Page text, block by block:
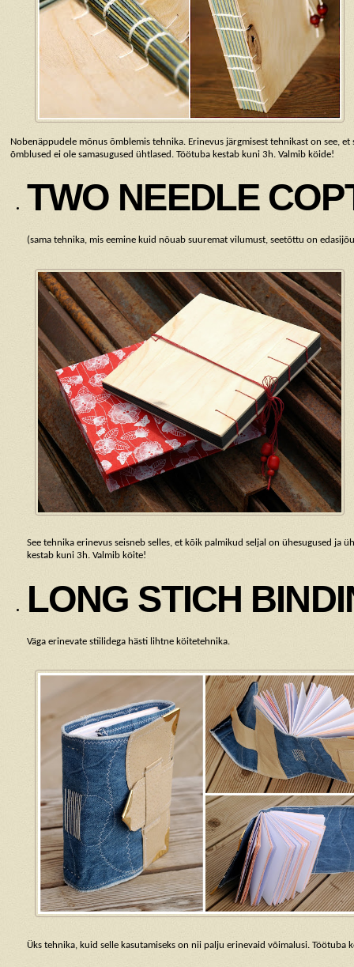
Nobenäppudele mõnus õmblemis tehnika. Erinevus järgmisest tehnikast on see, et
õmblused ei ole samasugused ühtlased. Töötuba kestab kuni 3h. Valmib köide!
TWO NEEDLE
(sama tehnika, mis eemine kuid nõuab suuremat vilumust, seetõttu on
See tehnika erinevus seisneb selles, et kõik palmikud seljal on ühesugused ja
kestab kuni 3h. Valmib köite!
LONG STICH
Väga erinevate stiilidega hästi lihtne köitetehnika.
Üks tehnika, kuid selle kasutamiseks on nii palju erinevaid võimalusi. Töötuba